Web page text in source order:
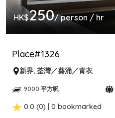
HK$250/ person / hr
Place#1326
新界, 荃灣／葵涌／青衣
9000 平方呎
0.0 (0) | 0 bookmarked